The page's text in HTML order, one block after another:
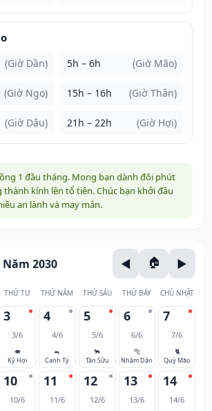
(Giờ Dần) 5h – 6h (Giờ Mão)
(Giờ Ngọ) 15h – 16h (Giờ Thân)
(Giờ Dậu) 21h – 22h (Giờ Hợi)
1 đầu tháng. Mong bạn dành đôi phút
kính lên tổ tiên. Chúc bạn khởi đầu
an lành và may mắn.
2030
THỨ TƯ THỨ NĂM THỨ SÁU THỨ BẢY CHỦ NHẬT
3
3/6
🐖
Kỷ Hợi
4
4/6
🐀
Canh Tý
5
5/6
🐂
Tân Sửu
6
6/6
🐅
Nhâm Dần
7
7/6
🐈
Quý Mão
10
10/6
11
11/6
12
12/6
13
13/6
14
14/6